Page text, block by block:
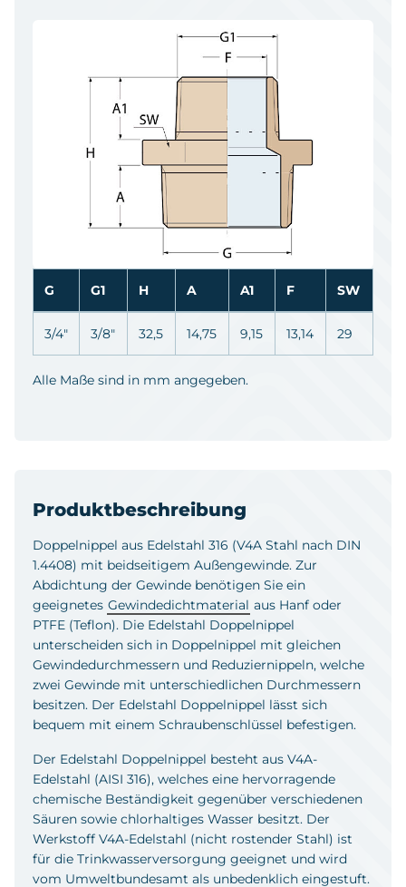
Produktbeschreibung
Doppelnippel aus Edelstahl 316 (V4A Stahl nach DIN
1.4408) mit beidseitigem Außengewinde. Zur
Abdichtung der Gewinde benötigen Sie ein
geeignetes Gewindedichtmaterial aus Hanf oder
PTFE (Teflon). Die Edelstahl Doppelnippel
unterscheiden sich in Doppelnippel mit gleichen
Gewindedurchmessern und Reduziernippeln, welche
zwei Gewinde mit unterschiedlichen Durchmessern
besitzen. Der Edelstahl Doppelnippel lässt sich
bequem mit einem Schraubenschlüssel befestigen.
Der Edelstahl Doppelnippel besteht aus V4A-
Edelstahl (AISI 316), welches eine hervorragende
chemische Beständigkeit gegenüber verschiedenen
Säuren sowie chlorhaltiges Wasser besitzt. Der
Werkstoff V4A-Edelstahl (nicht rostender Stahl) ist
für die Trinkwasserversorgung geeignet und wird
vom Umweltbundesamt als unbedenklich eingestuft.
G G1 H A A1 F SW
3/4" 3/8" 32,5 14,75 9,15 13,14 29
Alle Maße sind in mm angegeben.